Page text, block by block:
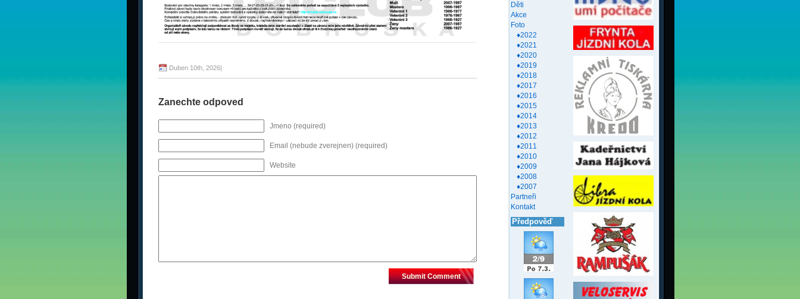
Duben 10th, 2026|
Zanechte odpoved
Jmeno (required)
Email (nebude zverejnen) (required)
Website
Děti
Akce
Foto
♦2022
♦2021
♦2020
♦2019
♦2018
♦2017
♦2016
♦2015
♦2014
♦2013
♦2012
♦2011
♦2010
♦2009
♦2008
♦2007
Partneři
Kontakt
Předpověď